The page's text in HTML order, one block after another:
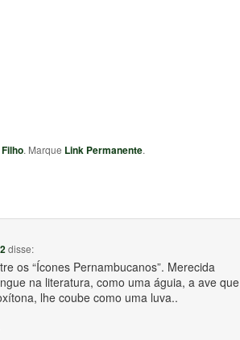
. Marque Link Permanente.
disse:
os “Ícones Pernambucanos”. Merecida
na literatura, como uma águia, a ave que
lhe coube como uma luva..